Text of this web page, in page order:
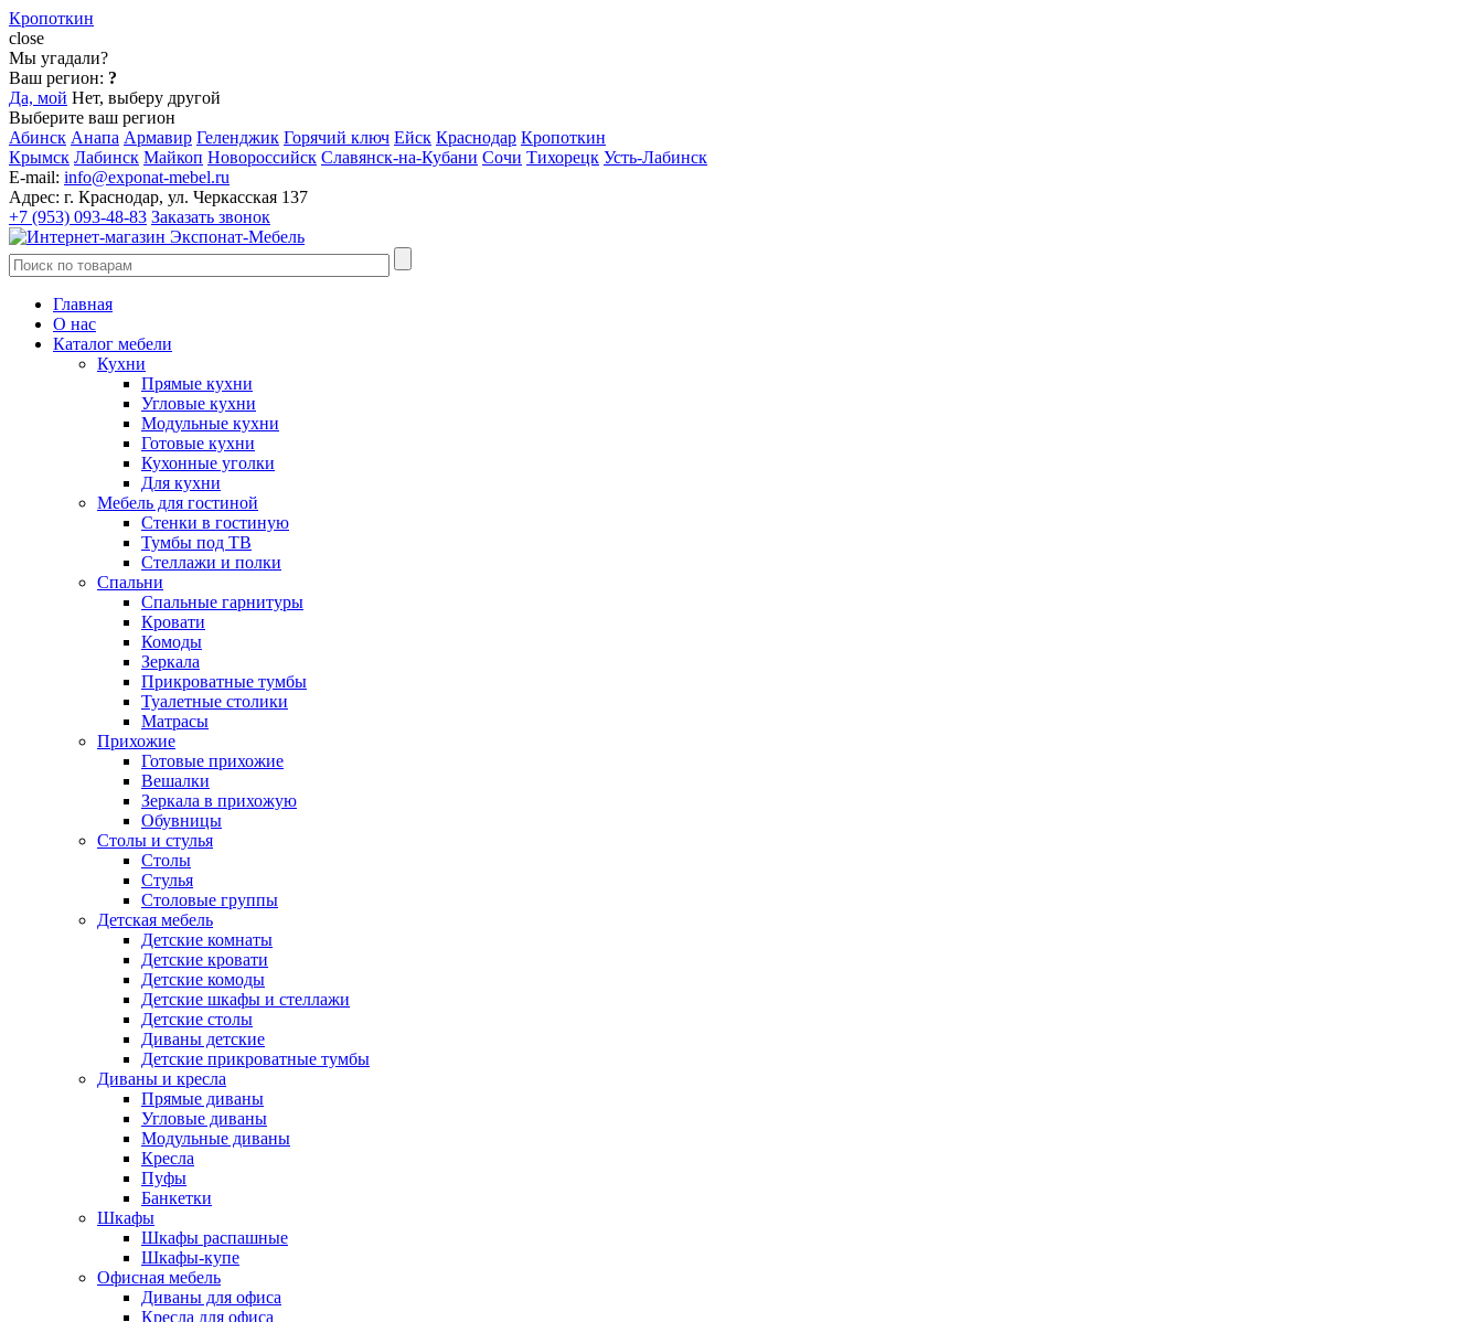
Кропоткин
close
Мы угадали?
Ваш регион: ?
Да, мой Нет, выберу другой
Выберите ваш регион
Абинск Анапа Армавир Геленджик Горячий ключ Ейск Краснодар Кропоткин
Крымск Лабинск Майкоп Новороссийск Славянск-на-Кубани Сочи Тихорецк Усть-Лабинск
E-mail: info@exponat-mebel.ru
Адрес: г. Краснодар, ул. Черкасская 137
+7 (953) 093-48-83 Заказать звонок
Главная
О нас
Каталог мебели
Кухни
Прямые кухни
Угловые кухни
Модульные кухни
Готовые кухни
Кухонные уголки
Для кухни
Мебель для гостиной
Стенки в гостиную
Тумбы под ТВ
Стеллажи и полки
Спальни
Спальные гарнитуры
Кровати
Комоды
Зеркала
Прикроватные тумбы
Туалетные столики
Матрасы
Прихожие
Готовые прихожие
Вешалки
Зеркала в прихожую
Обувницы
Столы и стулья
Столы
Стулья
Столовые группы
Детская мебель
Детские комнаты
Детские кровати
Детские комоды
Детские шкафы и стеллажи
Детские столы
Диваны детские
Детские прикроватные тумбы
Диваны и кресла
Прямые диваны
Угловые диваны
Модульные диваны
Кресла
Пуфы
Банкетки
Шкафы
Шкафы распашные
Шкафы-купе
Офисная мебель
Диваны для офиса
Кресла для офиса